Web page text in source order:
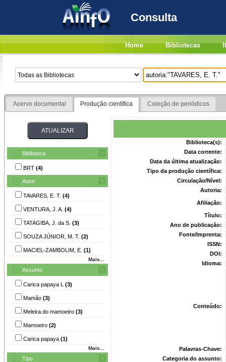
Consulta
Home Bibliotecas
Acervo documental Produção científica Coleção de periódicos
Biblioteca
BRT (4)
Autor
TAVARES, E. T. (4)
VENTURA, J. A. (4)
TATAGIBA, J. da S. (3)
SOUZA JÚNIOR, M. T. (2)
MACIEL-ZAMBOLIM, E. (1)
Mais...
Assunto
Carica papaya L (3)
Mamão (3)
Meleira do mamoeiro (3)
Mamoeiro (2)
Carica papaya (1)
Mais...
Tipo
Biblioteca(s):
Data corrente:
Data da última atualização:
Tipo da produção científica:
Circulação/Nível:
Autoria:
Afiliação:
Título:
Ano de publicação:
Fonte/Imprenta:
ISSN:
DOI:
Idioma:
Conteúdo:
Palavras-Chave:
Categoria do assunto: